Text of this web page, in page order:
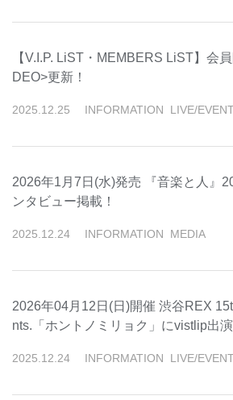
【V.I.P. LiST・MEMBERS LiST】会
DEO>更新！
2025 12 25 INFORMATION LIVE/EVENT
2026年1月7日(水)発売 『音楽と人』
ンタビュー掲載！
2025 12 24 INFORMATION MEDIA
2026年04月12日(日)開催 渋谷REX
nts.「ホントノミリョク」にvistlip出演
2025 12 24 INFORMATION LIVE/EVENT